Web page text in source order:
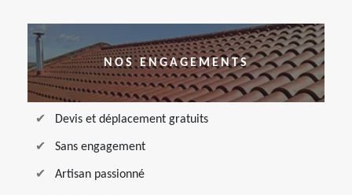
NOS ENGAGEMENTS
Devis et déplacement gratuits
Sans engagement
Artisan passionné